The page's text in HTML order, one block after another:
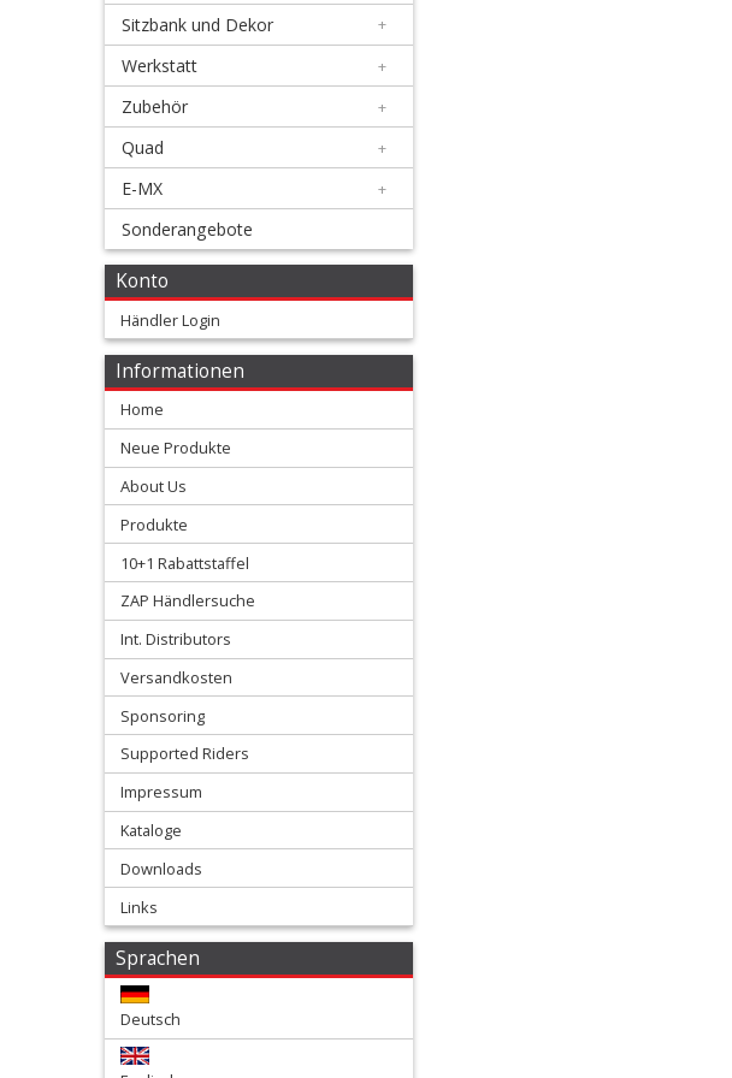
Kickstarter
Schalthebel
Kupplungshebel
Factory
Kupplungs-
armaturen
Bremshebel
Kühlung
Protection
Lenker
Motor
Plastik
Sitzbank und Dekor +
Werkstatt +
Zubehör +
Quad +
E-MX +
Sonderangebote
Konto
Händler Login
Informationen
Home
Neue Produkte
About Us
Produkte
10+1 Rabattstaffel
ZAP Händlersuche
Int. Distributors
Versandkosten
Sponsoring
Supported Riders
Impressum
Kataloge
Downloads
Links
Sprachen
Deutsch